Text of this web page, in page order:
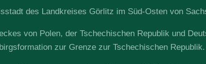
des Landkreises Görlitz im Süd-Osten von
von Polen, der Tschechischen Republik und
zur Grenze zur Tschechischen Republik.